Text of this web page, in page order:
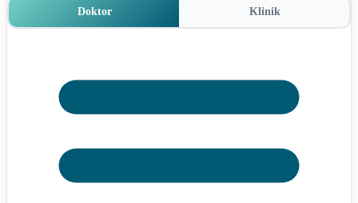
Doktor Klinik